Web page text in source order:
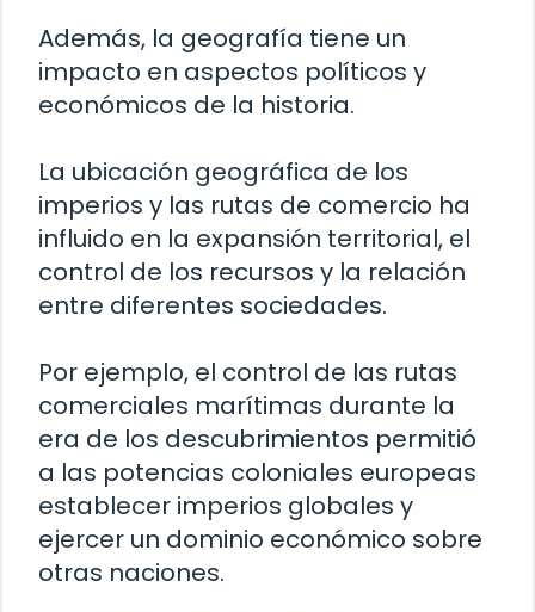
Además, la geografía tiene un
impacto en aspectos políticos y
económicos de la historia.
La ubicación geográfica de los
imperios y las rutas de comercio ha
influido en la expansión territorial, el
control de los recursos y la relación
entre diferentes sociedades.
Por ejemplo, el control de las rutas
comerciales marítimas durante la
era de los descubrimientos permitió
a las potencias coloniales europeas
establecer imperios globales y
ejercer un dominio económico sobre
otras naciones.